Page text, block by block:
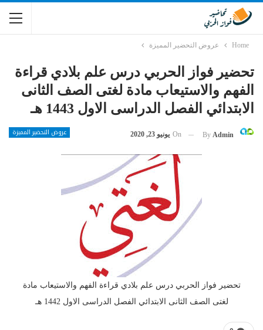
Home عروض التحضير المميزة
تحضير فواز الحربي درس علم بلادي قراءة
الفهم والاستيعاب مادة لغتى الصف الثانى
الابتدائي الفصل الدراسى الاول 1443 هـ
عروض التحضير المميزة By Admin
On يونيو 23, 2020
تحضير فواز الحربي درس علم بلادي قراءة الفهم والاستيعاب مادة
لغتى الصف الثانى الابتدائي الفصل الدراسى الاول 1442 هـ